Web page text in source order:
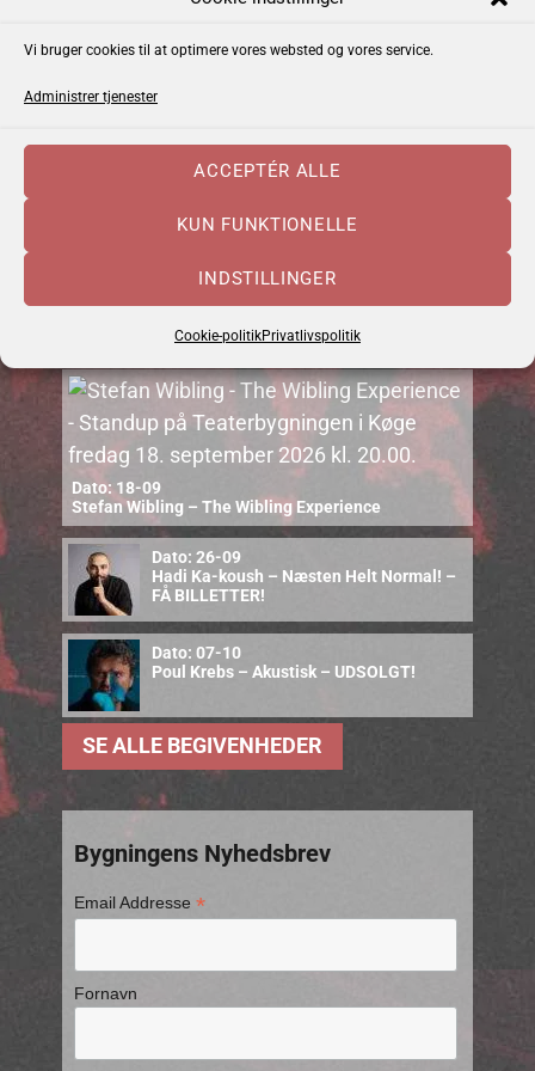
Vi bruger cookies til at optimere vores websted og vores service.
Administrer tjenester
ACCEPTÉR ALLE
KUN FUNKTIONELLE
INDSTILLINGER
Cookie-politikPrivatlivspolitik
Uffe Steen Trio & Vestbo Trio
Dato: 18-09
Stefan Wibling – The Wibling Experience
Dato: 26-09
Hadi Ka-koush – Næsten Helt Normal! –
FÅ BILLETTER!
Dato: 07-10
Poul Krebs – Akustisk – UDSOLGT!
SE ALLE BEGIVENHEDER
Bygningens Nyhedsbrev
Email Addresse*
Fornavn